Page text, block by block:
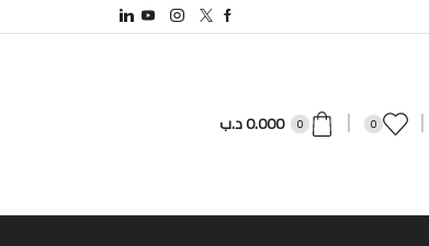
0
0
0.000د.ب